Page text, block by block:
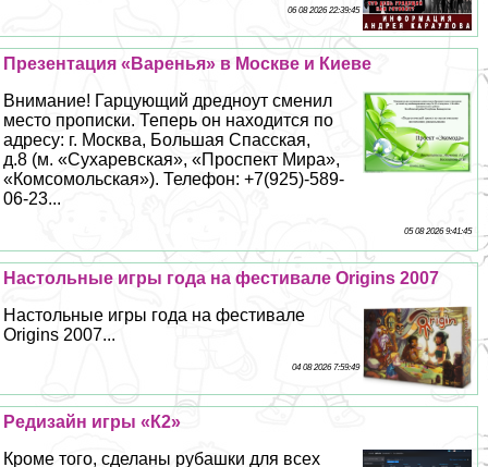
06 08 2026 22:39:45
Презентация «Варенья» в Москве и Киеве
Внимание! Гарцующий дредноут сменил
место прописки. Теперь он находится по
адресу: г. Москва, Большая Спасская,
д.8 (м. «Сухаревская», «Проспект Мира»,
«Комсомольская»). Телефон: +7(925)-589-
06-23...
05 08 2026 9:41:45
Настольные игры года на фестивале Origins 2007
Настольные игры года на фестивале
Origins 2007...
04 08 2026 7:59:49
Редизайн игры «К2»
Кроме того, сделаны рубашки для всех